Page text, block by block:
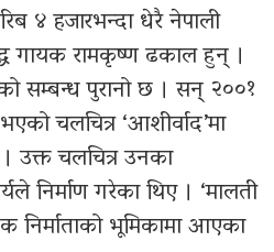
४ हजारभन्दा धेरै नेपाली
गायक रामकृष्ण ढकाल हुन् ।
सम्बन्ध पुरानो छ । सन् २००१
चलचित्र ‘आशीर्वाद’मा
चलचित्र उनका
निर्माण गरेका थिए । ‘मालती
निर्माताको भूमिकामा आएका